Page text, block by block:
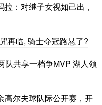
：对继子女视如己出，
再临, 骑士夺冠路悬了?
队共享一档争MVP 湖人领
高尔夫球队际公开赛，开